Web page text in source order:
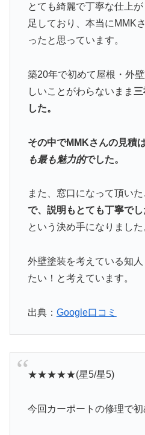
とても綺麗で丁寧な仕上
足しており、本当にMMK
ったと思っています。
築20年で初めて屋根・外
しいことがわらないまま
した。
その中でMMKさんの見積
も最も魅力的でした。
また、窓口になって頂い
で、説明もとても丁寧でし
という決め手になりました
外壁塗装を考えている知
たい！と考えています。
出典： Google口コミ
★★★★★(星5/星5)
今回カーポートの修理で初